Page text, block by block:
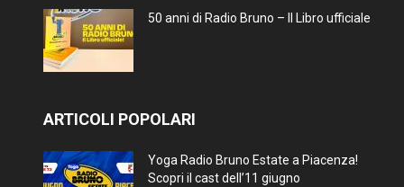
50 anni di Radio Bruno – Il Libro ufficiale
ARTICOLI POPOLARI
Yoga Radio Bruno Estate a Piacenza!
Scopri il cast dell’11 giugno